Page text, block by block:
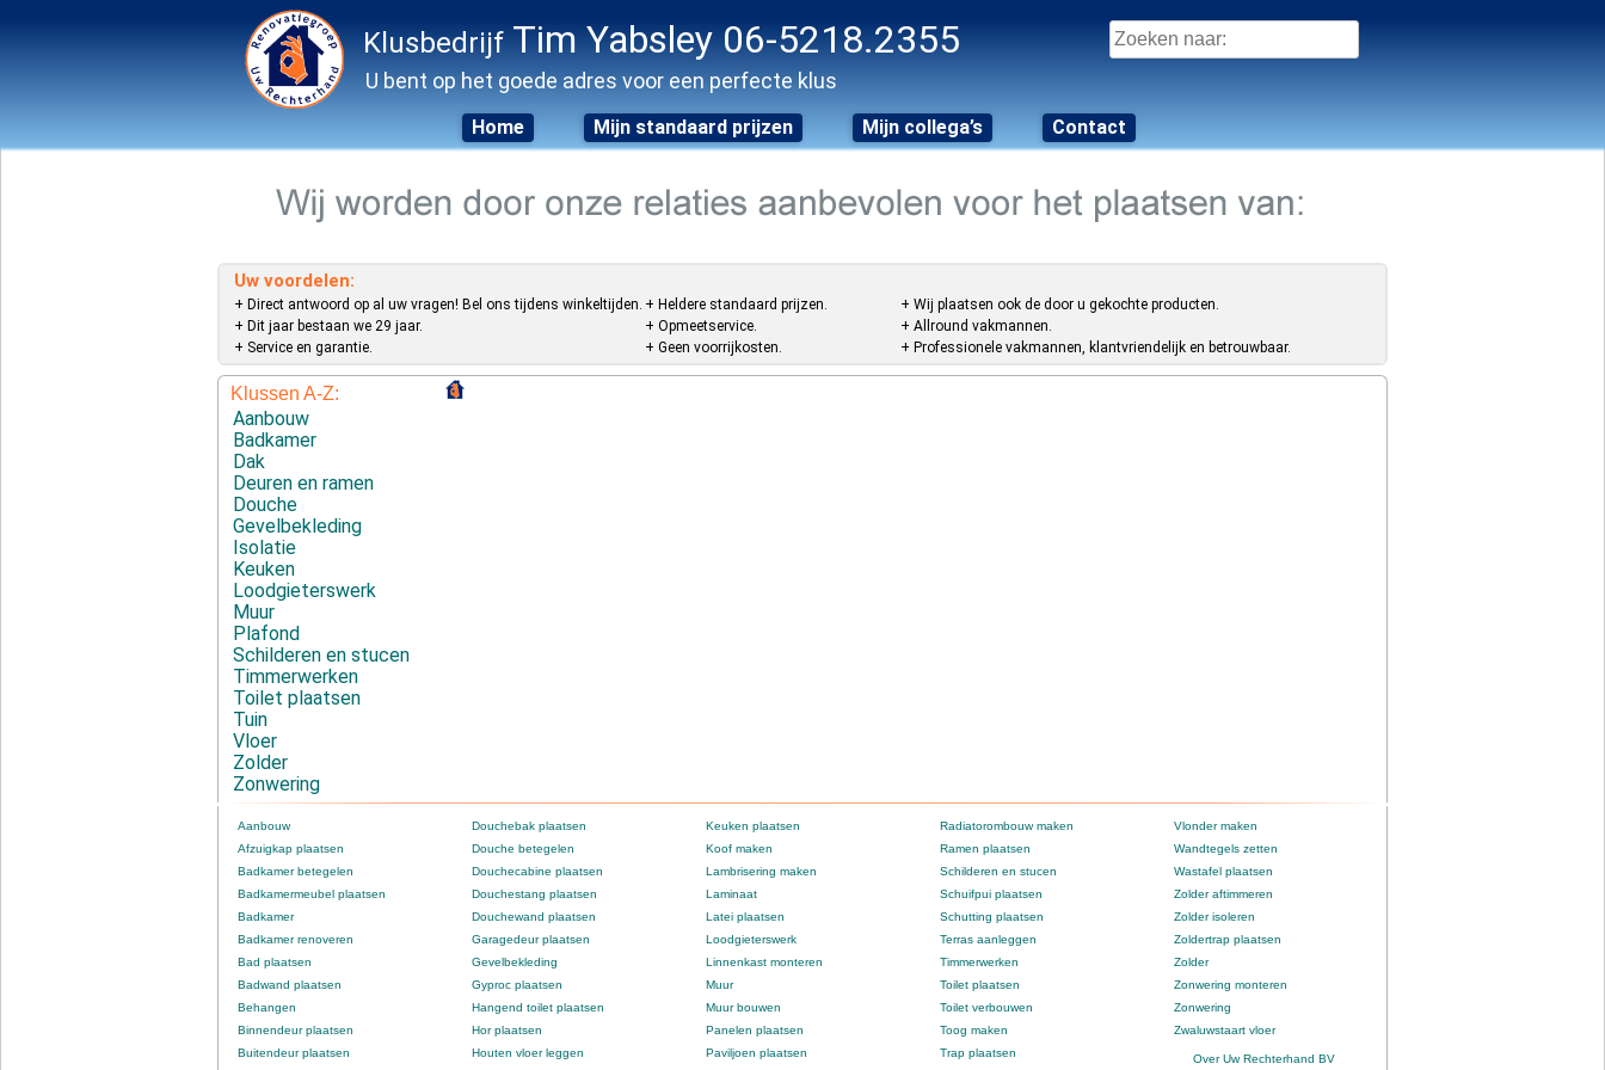
Klusbedrijf Tim Yabsley 06-5218.2355
U bent op het goede adres voor een perfecte klus
Zoeken
naar:
Home Mijn standaard prijzen Mijn collega’s Contact
Uw voordelen:
+ Direct antwoord op al uw vragen! Bel ons tijdens winkeltijden.
+ Dit jaar bestaan we 29 jaar.
+ Service en garantie.
+ Heldere standaard prijzen.
+ Opmeetservice.
+ Geen voorrijkosten.
+ Wij plaatsen ook de door u gekochte producten.
+ Allround vakmannen.
+ Professionele vakmannen, klantvriendelijk en betrouwbaar.
Klussen A-Z:
Aanbouw
Badkamer
Dak
Deuren en ramen
Douche
Gevelbekleding
Isolatie
Keuken
Loodgieterswerk
Muur
Plafond
Schilderen en stucen
Timmerwerken
Toilet plaatsen
Tuin
Vloer
Zolder
Zonwering
Aanbouw
Afzuigkap plaatsen
Badkamer betegelen
Badkamermeubel plaatsen
Badkamer
Badkamer renoveren
Bad plaatsen
Badwand plaatsen
Behangen
Binnendeur plaatsen
Buitendeur plaatsen
Douchebak plaatsen
Douche betegelen
Douchecabine plaatsen
Douchestang plaatsen
Douchewand plaatsen
Garagedeur plaatsen
Gevelbekleding
Gyproc plaatsen
Hangend toilet plaatsen
Hor plaatsen
Houten vloer leggen
Keuken plaatsen
Koof maken
Lambrisering maken
Laminaat
Latei plaatsen
Loodgieterswerk
Linnenkast monteren
Muur
Muur bouwen
Panelen plaatsen
Paviljoen plaatsen
Radiatorombouw maken
Ramen plaatsen
Schilderen en stucen
Schuifpui plaatsen
Schutting plaatsen
Terras aanleggen
Timmerwerken
Toilet plaatsen
Toilet verbouwen
Toog maken
Trap plaatsen
Vlonder maken
Wandtegels zetten
Wastafel plaatsen
Zolder aftimmeren
Zolder isoleren
Zoldertrap plaatsen
Zolder
Zonwering monteren
Zonwering
Zwaluwstaart vloer
Over Uw Rechterhand BV